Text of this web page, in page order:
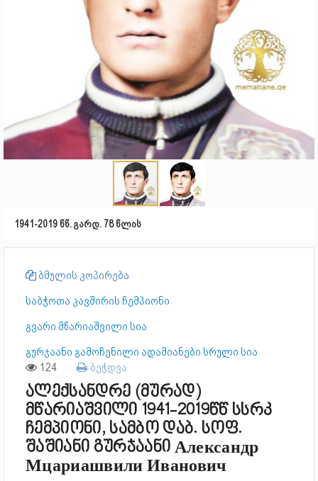
1941-2019 წწ. გარდ. 78 წლის
ბმულის კოპირება
საბჭოთა კავშირის ჩემპიონი
გვარი მწარიაშვილი სია
გურჯაანი გამოჩენილი ადამიანები სრული სია
124 ბეჭდვა
ალექსანდრე (მურად)
მწარიაშვილი 1941-2019წწ სსრკ
ჩემპიონი, სამბო დაბ. სოფ.
შაშიანი გურჯაანი Александр
Мцариашвили Иванович